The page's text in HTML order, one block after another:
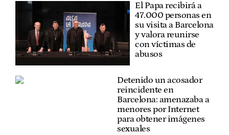
El Papa recibirá a
47.000 personas en
su visita a Barcelona
y valora reunirse
con víctimas de
abusos
Detenido un acosador
reincidente en
Barcelona: amenazaba a
menores por Internet
para obtener imágenes
sexuales